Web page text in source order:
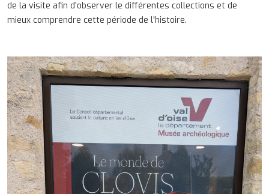
de la visite afin d'observer le différentes collections et de
mieux comprendre cette période de l'histoire.